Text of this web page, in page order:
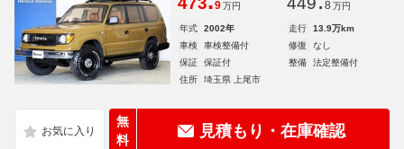
9 万円 8 万円
年式 2002年 走行
13.9万km
車検
車検整備付 修復
なし
保証
保証付 整備
法定整備付
住所
埼玉県 上尾市
無
料
見積もり・在庫確認